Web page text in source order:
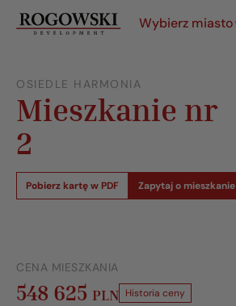
Wybierz miasto
OSIEDLE HARMONIA
Mieszkanie nr
2
Pobierz kartę w PDF Zapytaj o mieszkanie
CENA MIESZKANIA
548 625 PLN Historia ceny